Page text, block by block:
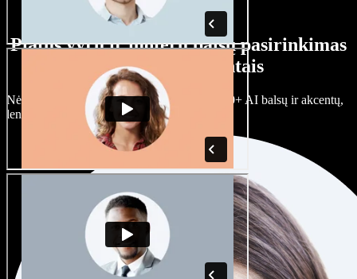
Platus vyrų ir moterų balsų pasirinkimas
su įvairiais akcentais
Nėra dviejų vienodų projektų. Rinkitės iš 100+ AI balsų ir akcentų,
lengvai juos prisitaikykite.